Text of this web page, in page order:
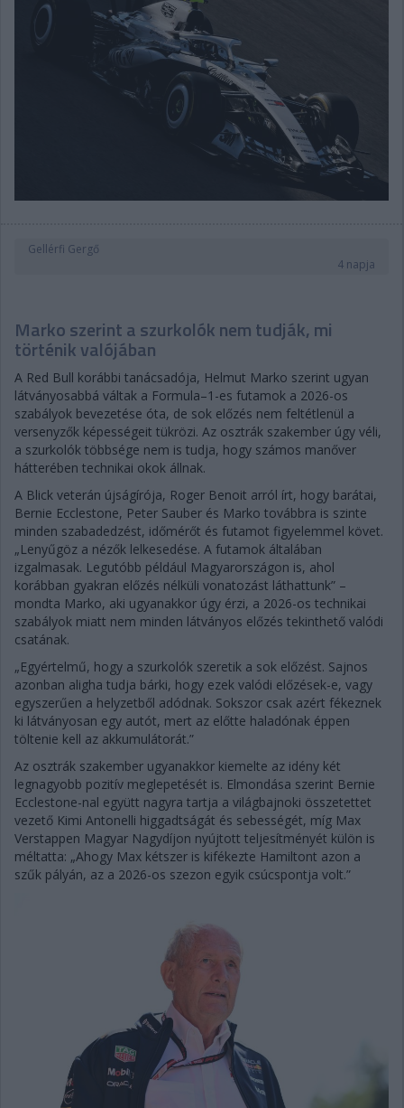
Gellérfi Gergő
4 napja
Marko szerint a szurkolók nem tudják, mi
történik valójában
A Red Bull korábbi tanácsadója, Helmut Marko szerint ugyan
látványosabbá váltak a Formula–1-es futamok a 2026-os
szabályok bevezetése óta, de sok előzés nem feltétlenül a
versenyzők képességeit tükrözi. Az osztrák szakember úgy véli,
a szurkolók többsége nem is tudja, hogy számos manőver
hátterében technikai okok állnak.
A Blick veterán újságírója, Roger Benoit arról írt, hogy barátai,
Bernie Ecclestone, Peter Sauber és Marko továbbra is szinte
minden szabadedzést, időmérőt és futamot figyelemmel követ.
„Lenyűgöz a nézők lelkesedése. A futamok általában
izgalmasak. Legutóbb például Magyarországon is, ahol
korábban gyakran előzés nélküli vonatozást láthattunk” –
mondta Marko, aki ugyanakkor úgy érzi, a 2026-os technikai
szabályok miatt nem minden látványos előzés tekinthető valódi
csatának.
„Egyértelmű, hogy a szurkolók szeretik a sok előzést. Sajnos
azonban aligha tudja bárki, hogy ezek valódi előzések-e, vagy
egyszerűen a helyzetből adódnak. Sokszor csak azért fékeznek
ki látványosan egy autót, mert az előtte haladónak éppen
töltenie kell az akkumulátorát.”
Az osztrák szakember ugyanakkor kiemelte az idény két
legnagyobb pozitív meglepetését is. Elmondása szerint Bernie
Ecclestone-nal együtt nagyra tartja a világbajnoki összetettet
vezető Kimi Antonelli higgadtságát és sebességét, míg Max
Verstappen Magyar Nagydíjon nyújtott teljesítményét külön is
méltatta: „Ahogy Max kétszer is kifékezte Hamiltont azon a
szűk pályán, az a 2026-os szezon egyik csúcspontja volt.”